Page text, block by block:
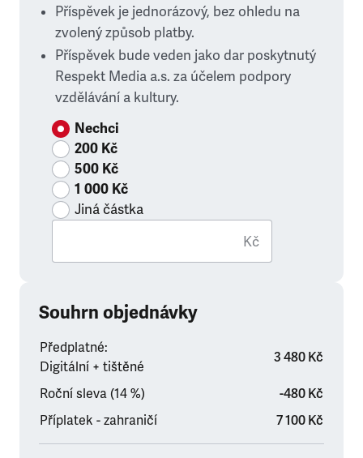
Příspěvek je jednorázový, bez ohledu na
zvolený způsob platby.
Příspěvek bude veden jako dar poskytnutý
Respekt Media a.s. za účelem podpory
vzdělávání a kultury.
Nechci
200 Kč
500 Kč
1 000 Kč
Jiná částka
Kč
Souhrn objednávky
Předplatné:
Digitální + tištěné
3 480 Kč
Roční sleva (14 %)
-480 Kč
Příplatek - zahraničí
7 100 Kč